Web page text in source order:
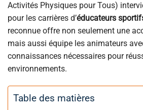
Activités Physiques pour Tous)
pour les carrières d’éducateurs
reconnue offre non seulement une
mais aussi équipe les animateurs
connaissances nécessaires pour
environnements.
Table des matières